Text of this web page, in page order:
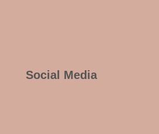
Social Media